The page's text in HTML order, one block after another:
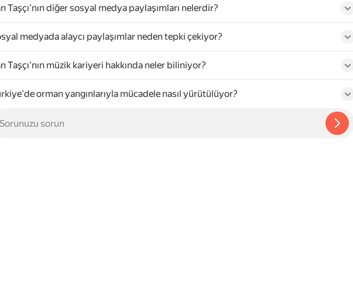
Taşçı'nın diğer sosyal medya paylaşımları nelerdir?
medyada alaycı paylaşımlar neden tepki çekiyor?
Taşçı'nın müzik kariyeri hakkında neler biliniyor?
orman yangınlarıyla mücadele nasıl yürütülüyor?